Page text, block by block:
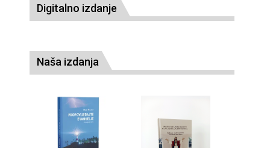
Digitalno izdanje
Naša izdanja